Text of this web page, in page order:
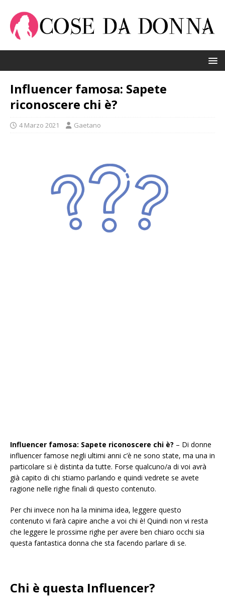
Influencer famosa: Sapete
riconoscere chi è?
4 Marzo 2021 Gaetano
Influencer famosa: Sapete riconoscere chi è? – Di donne
influencer famose negli ultimi anni c’è ne sono state, ma una in
particolare si è distinta da tutte. Forse qualcuno/a di voi avrà
già capito di chi stiamo parlando e quindi vedrete se avete
ragione nelle righe finali di questo contenuto.
Per chi invece non ha la minima idea, leggere questo
contenuto vi farà capire anche a voi chi è! Quindi non vi resta
che leggere le prossime righe per avere ben chiaro occhi sia
questa fantastica donna che sta facendo parlare di se.
Chi è questa Influencer?